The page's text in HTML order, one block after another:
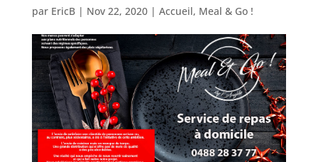
par EricB| Nov 22, 2020| Accueil, Meal & Go !